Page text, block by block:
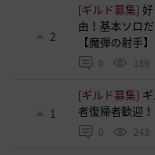
2
[ギルド募集]
由！基本ソロ
【魔弾の射手
0 189
1
[ギルド募集]
者復帰者歓迎！
0 243